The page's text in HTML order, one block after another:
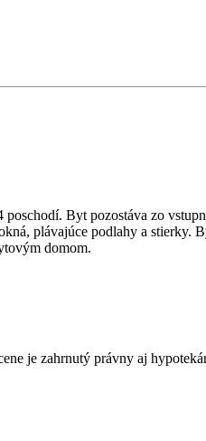
Byt pozostáva zo
plávajúce podlahy a stierky.
domom.
je zahrnutý právny aj